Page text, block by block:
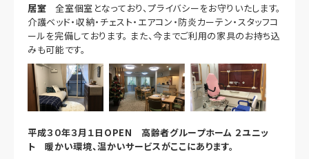
居室
全室個室となっており、プライバシーをお守りいたします。
介護ベッド・収納・チェスト・エアコン・防炎カーテン・スタッフコ
ールを完備しております。 また、今までご利用の家具のお持ち込
みも可能です。
平成３０年３月１日OPEN 高齢者グループホーム ２ユニッ
ト 暖かい環境、温かいサービスがここにあります。